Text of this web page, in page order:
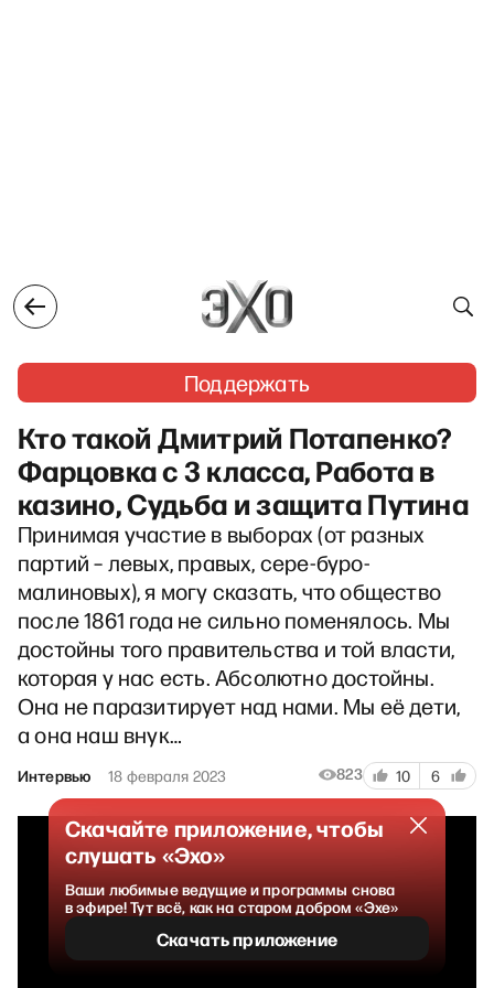
Поддержать
Кто такой Дмитрий Потапенко?
Фарцовка с 3 класса, Работа в
казино, Судьба и защита Путина
Принимая участие в выборах (от разных
партий – левых, правых, сере-буро-
малиновых), я могу сказать, что общество
после 1861 года не сильно поменялось. Мы
достойны того правительства и той власти,
которая у нас есть. Абсолютно достойны.
Она не паразитирует над нами. Мы её дети,
а она наш внук…
Интервью 18 февраля 2023 823 10 6
Скачайте приложение, чтобы
слушать «Эхо»
Ваши любимые ведущие и программы снова
в эфире! Тут всё, как на старом добром «Эхе»
Скачать приложение